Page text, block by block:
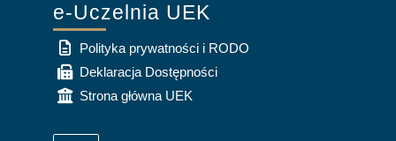
e-Uczelnia UEK
Polityka prywatności i RODO
Deklaracja Dostępności
Strona główna UEK